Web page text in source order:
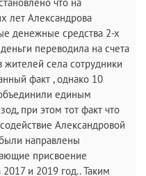
лет Александрова
денежные средства 2-х
переводила на счета
села сотрудники
факт , однако 10
единым
при этом тот факт что
Александровой
направлены
присвоение
и 2019 год.. Таким